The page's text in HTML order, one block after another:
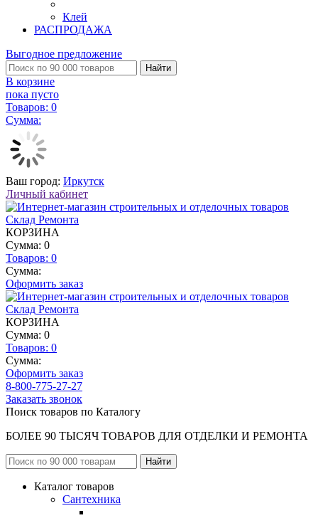
Клей
РАСПРОДАЖА
Выгодное предложение
Найти
В корзине
пока пусто
Товаров: 0
Сумма:
Ваш город: Иркутск
Личный кабинет
КОРЗИНА
Сумма: 0
Товаров: 0
Сумма:
Оформить заказ
КОРЗИНА
Сумма: 0
Товаров: 0
Сумма:
Оформить заказ
8-800-775-27-27
Заказать звонок
Поиск товаров по Каталогу
БОЛЕЕ 90 ТЫСЯЧ ТОВАРОВ ДЛЯ ОТДЕЛКИ И РЕМОНТА
Каталог товаров
Сантехника